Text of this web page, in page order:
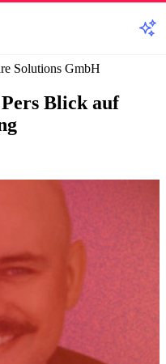
Solutions GmbH
Blick auf